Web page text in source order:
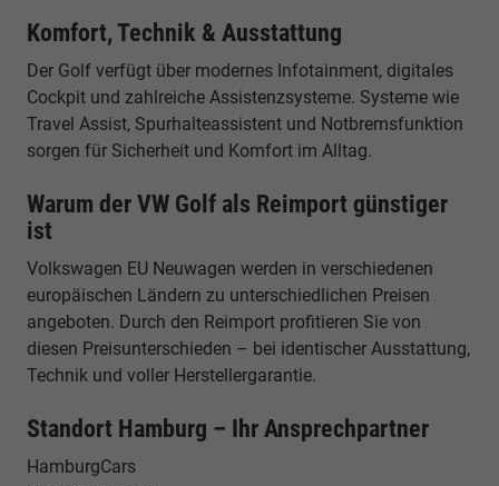
Komfort, Technik & Ausstattung
Der Golf verfügt über modernes Infotainment, digitales
Cockpit und zahlreiche Assistenzsysteme. Systeme wie
Travel Assist, Spurhalteassistent und Notbremsfunktion
sorgen für Sicherheit und Komfort im Alltag.
Warum der VW Golf als Reimport günstiger
ist
Volkswagen EU Neuwagen werden in verschiedenen
europäischen Ländern zu unterschiedlichen Preisen
angeboten. Durch den Reimport profitieren Sie von
diesen Preisunterschieden – bei identischer Ausstattung,
Technik und voller Herstellergarantie.
Standort Hamburg – Ihr Ansprechpartner
HamburgCars